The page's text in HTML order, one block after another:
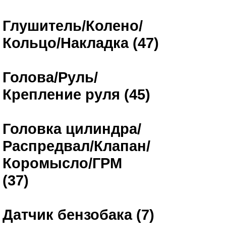
Глушитель/Колено/
Кольцо/Накладка (47)
Голова/Руль/
Крепление руля (45)
Головка цилиндра/
Распредвал/Клапан/
Коромысло/ГРМ
(37)
Датчик бензобака (7)